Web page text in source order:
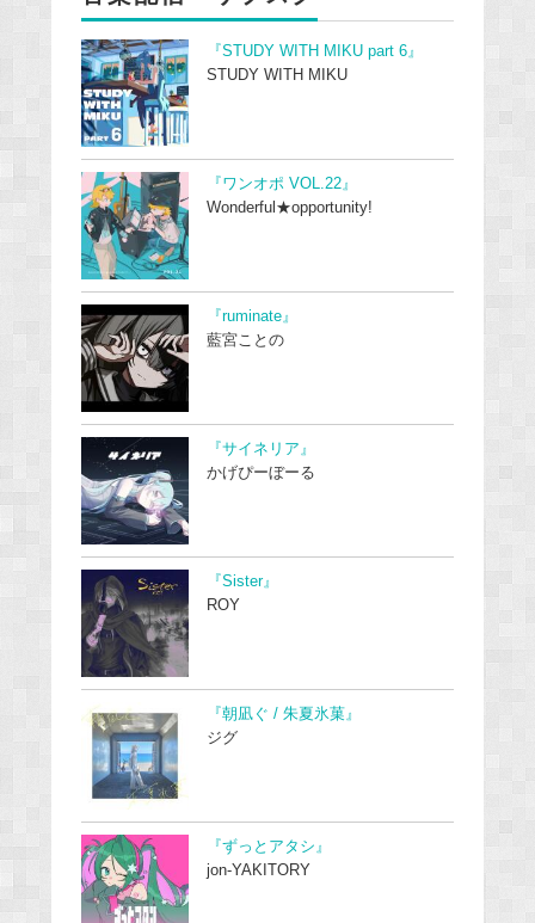
『STUDY WITH MIKU part 6』
STUDY WITH MIKU
『ワンオポ VOL.22』
Wonderful★opportunity!
『ruminate』
藍宮ことの
『サイネリア』
かげぴーぼーる
『Sister』
ROY
『朝凪ぐ / 朱夏氷菓』
ジグ
『ずっとアタシ』
jon-YAKITORY